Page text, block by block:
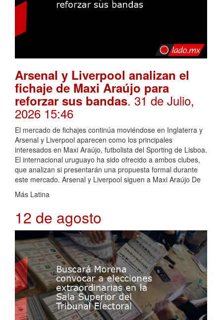
Arsenal y Liverpool analizan el
fichaje de Maxi Araújo para
reforzar sus bandas. 31 de Julio,
2026 15:46
El mercado de fichajes continúa moviéndose en Inglaterra y
Arsenal y Liverpool aparecen como los principales
interesados en Maxi Araújo, futbolista del Sporting de Lisboa.
El internacional uruguayo ha sido ofrecido a ambos clubes,
que analizan si presentarán una propuesta formal durante
este mercado. Arsenal y Liverpool siguen a Maxi Araújo De
Más Latina
12 de agosto